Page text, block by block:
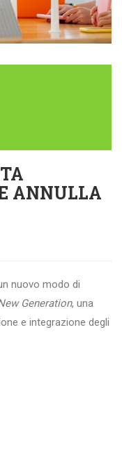
ANNULLA
nuovo modo di
Generation, una
e integrazione degli